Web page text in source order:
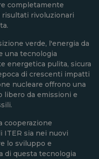
completamente
rivoluzionari
verde, l'energia da
una tecnologia
energetica pulita, sicura
di crescenti impatti
nucleare offrono una
libero da emissioni e
cooperazione
ITER sia nei nuovi
lo sviluppo e
di questa tecnologia